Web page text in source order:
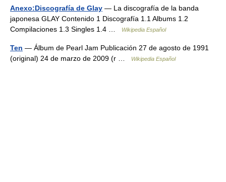
Anexo:Discografía de Glay — La discografía de la banda
japonesa GLAY Contenido 1 Discografía 1.1 Albums 1.2
Compilaciones 1.3 Singles 1.4 …
Wikipedia Español
Ten — Álbum de Pearl Jam Publicación 27 de agosto de 1991
(original) 24 de marzo de 2009 (r …
Wikipedia Español